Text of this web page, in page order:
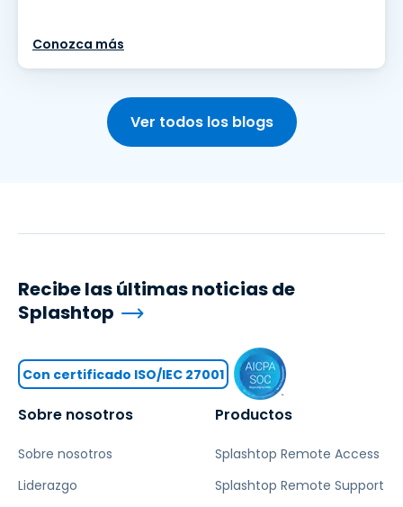
Conozca más
Ver todos los blogs
Sobre nosotros
Sobre nosotros
Liderazgo
Productos
Splashtop Remote Access
Splashtop Remote Support
Recibe las últimas noticias de
Splashtop
Con certificado ISO/IEC 27001